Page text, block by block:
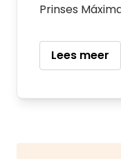
Prinses
uitzet.
Lees meer